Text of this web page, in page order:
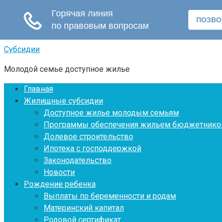
Перейти
контенту
Субсидии
Молодой семье доступное жилье
Главная
Жилищные субсидии
Доступное жилье молодым семьям
Программы обеспечения жильем
Долевое строительство
Ипотека с господдержкой
Законодательство
Новости
Рождение ребенка
Выплаты по беременности и родам
Материнский капитал
Родовой сертификат